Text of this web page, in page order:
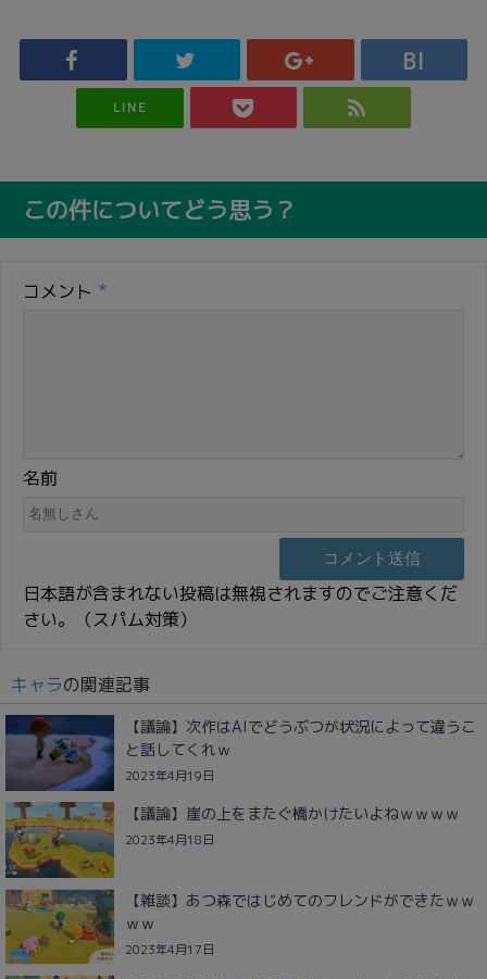
LINE
この件についてどう思う？
コメント *
名前
日本語が含まれない投稿は無視されますのでご注意くだ
さい。（スパム対策）
キャラの関連記事
【議論】次作はAIでどうぶつが状況によって違うこ
と話してくれｗ
2023年4月19日
【議論】崖の上をまたぐ橋かけたいよねｗｗｗｗ
2023年4月18日
【雑談】あつ森ではじめてのフレンドができたｗｗ
ｗｗ
2023年4月17日